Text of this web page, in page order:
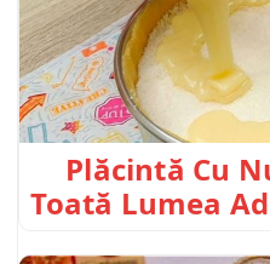
Plăcintă Cu
Toată Lumea